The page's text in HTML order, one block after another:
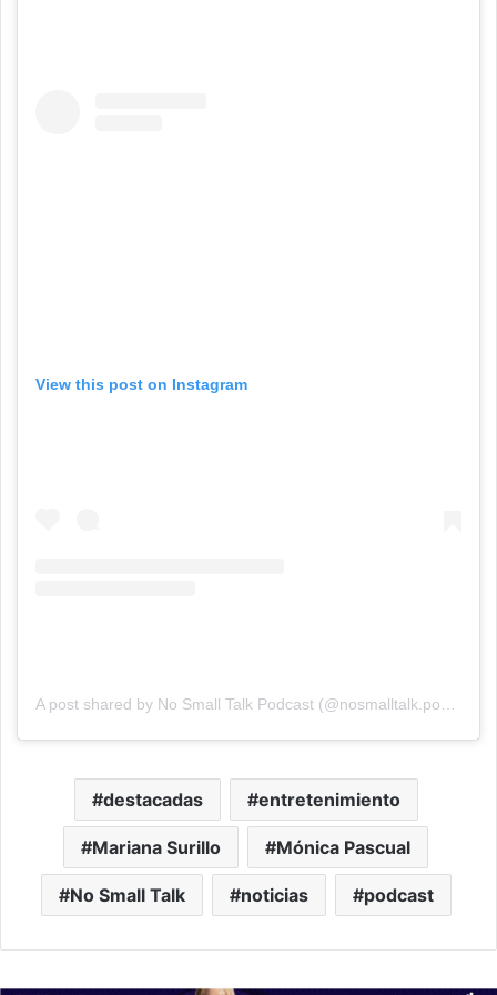
View this post on Instagram
destacadas entretenimiento
Mariana Surillo Mónica Pascual
No Small Talk noticias podcast